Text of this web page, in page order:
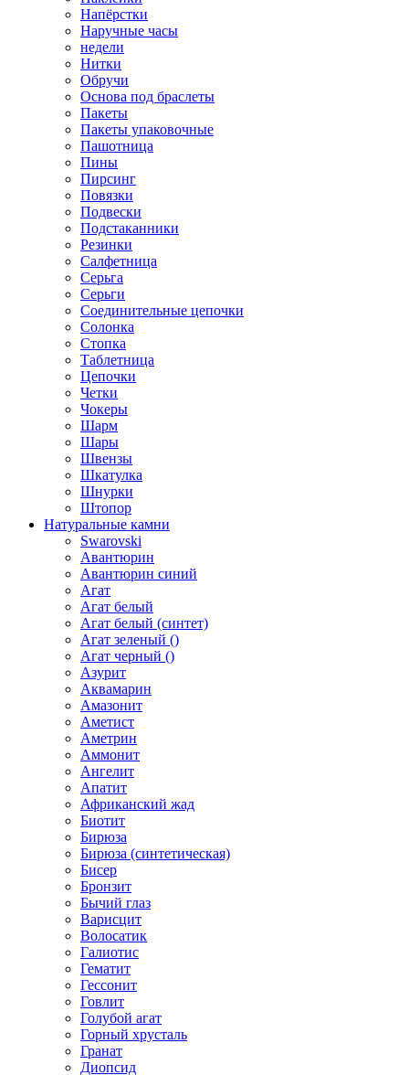
Напёрстки
Наручные часы
недели
Нитки
Обручи
Основа под браслеты
Пакеты
Пакеты упаковочные
Пашотница
Пины
Пирсинг
Повязки
Подвески
Подстаканники
Резинки
Салфетница
Серьга
Серьги
Соединительные цепочки
Солонка
Стопка
Таблетница
Цепочки
Четки
Чокеры
Шарм
Шары
Швензы
Шкатулка
Шнурки
Штопор
Натуральные камни
Swarovski
Авантюрин
Авантюрин синий
Агат
Агат белый
Агат белый (синтет)
Агат зеленый ()
Агат черный ()
Азурит
Аквамарин
Амазонит
Аметист
Аметрин
Аммонит
Ангелит
Апатит
Африканский жад
Биотит
Бирюза
Бирюза (синтетическая)
Бисер
Бронзит
Бычий глаз
Варисцит
Волосатик
Галиотис
Гематит
Гессонит
Говлит
Голубой агат
Горный хрусталь
Гранат
Диопсид